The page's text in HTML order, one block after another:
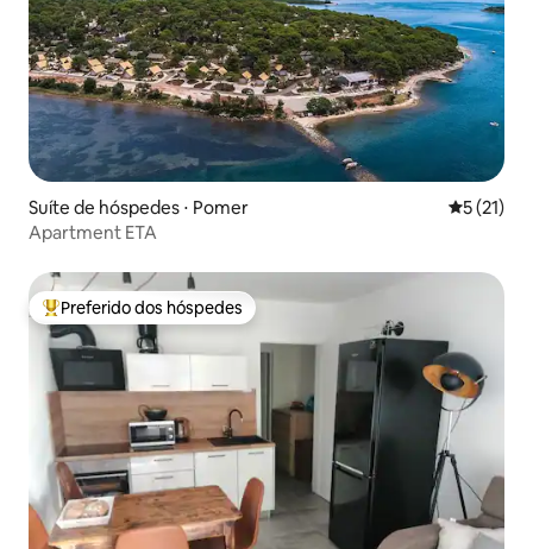
Suíte de hóspedes ⋅ Pomer 5 de uma
5 (21)
Apartment ETA
Entre os melhores preferidos dos hóspedes
Preferido dos hóspedes